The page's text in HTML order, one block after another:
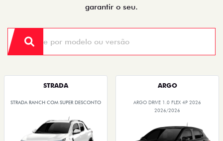
garantir o seu.
STRADA
STRADA RANCH COM SUPER DESCONTO
ARGO
ARGO DRIVE 1.0 FLEX 4P 2026
2026/2026